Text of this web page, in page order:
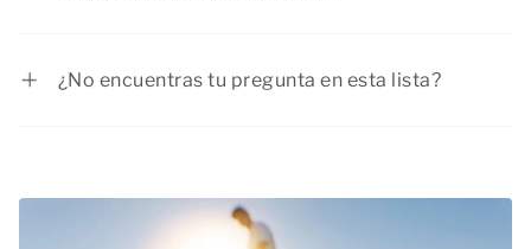
específico. La reserva preferente conlleva un
¿No encuentras tu pregunta en esta lista?